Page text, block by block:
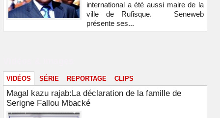
international a été aussi maire de la
ville de Rufisque. Seneweb
présente ses...
VIDÉOS SÉRIE REPORTAGE CLIPS
Magal kazu rajab:La déclaration de la famille de
Serigne Fallou Mbacké